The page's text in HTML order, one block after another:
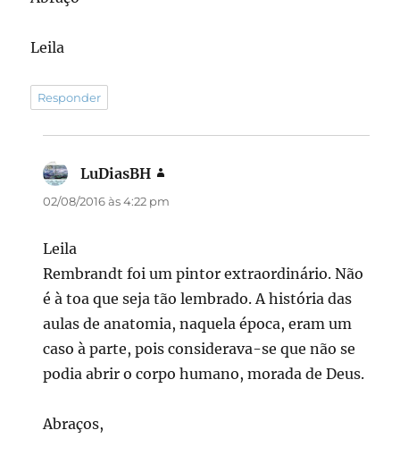
Leila
Responder
LuDiasBH
02/08/2016 às 4:22 pm
Leila
Rembrandt foi um pintor extraordinário. Não
é à toa que seja tão lembrado. A história das
aulas de anatomia, naquela época, eram um
caso à parte, pois considerava-se que não se
podia abrir o corpo humano, morada de Deus.
Abraços,